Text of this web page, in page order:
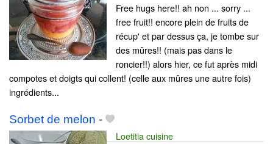
Free hugs here!! ah non ... sorry ...
free fruit!! encore plein de fruits de
récup' et par dessus ça, je tombe sur
des mûres!! (mais pas dans le
roncier!!) alors hier, ce fut après midi
compotes et doigts qui collent! (celle aux mûres une autre fois)
ingrédients...
Sorbet de melon -
Loetitia cuisine